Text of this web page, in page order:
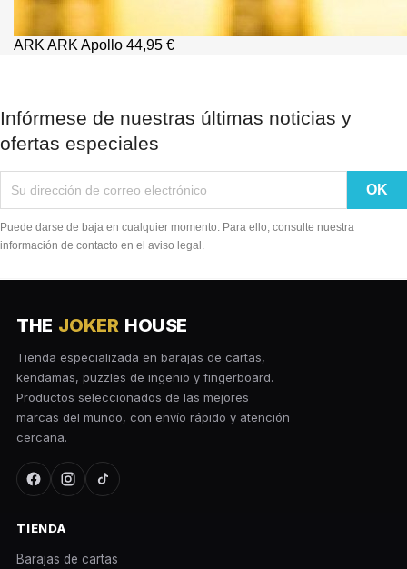
ARK ARK Apollo 44,95 €
Infórmese de nuestras últimas noticias y
ofertas especiales
Puede darse de baja en cualquier momento. Para ello, consulte nuestra
información de contacto en el aviso legal.
THE JOKER HOUSE
Tienda especializada en barajas de cartas,
kendamas, puzzles de ingenio y fingerboard.
Productos seleccionados de las mejores
marcas del mundo, con envío rápido y atención
cercana.
TIENDA
Barajas de cartas